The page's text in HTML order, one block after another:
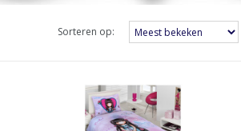
Sorteren op: